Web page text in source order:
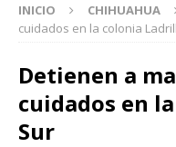
INICIO CHIHUAHUA
cuidados en la colonia
Detienen a
cuidados en
Sur